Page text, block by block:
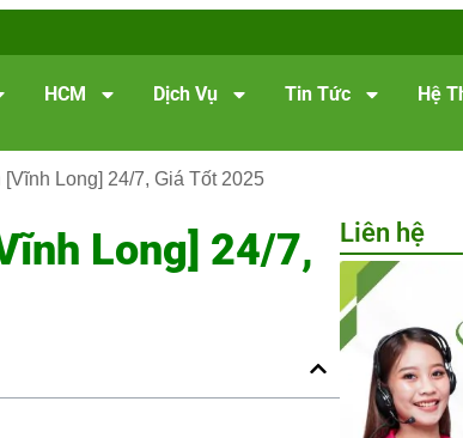
HCM Dịch Vụ Tin Tức Hệ
Long] 24/7, Giá Tốt 2025
Long] 24/7,
Liên hệ